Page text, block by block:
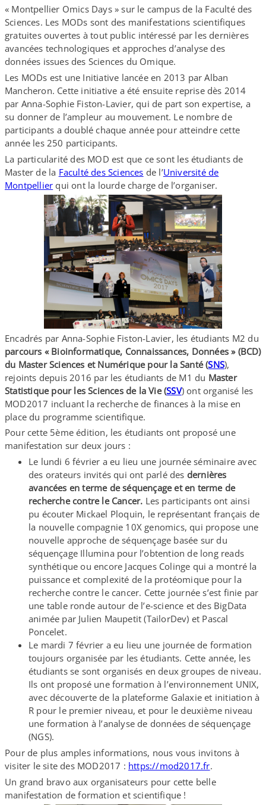
« Montpellier Omics Days » sur le campus de la Faculté des
Sciences. Les MODs sont des manifestations scientifiques
gratuites ouvertes à tout public intéressé par les dernières
avancées technologiques et approches d’analyse des
données issues des Sciences du Omique.
Les MODs est une Initiative lancée en 2013 par Alban
Mancheron. Cette initiative a été ensuite reprise dès 2014
par Anna-​Sophie Fiston-​Lavier, qui de part son expertise, a
su donner de l’ampleur au mouvement. Le nombre de
participants a doublé chaque année pour atteindre cette
année les 250 participants.
La particularité des MOD est que ce sont les étudiants de
Master de la Faculté des Sciences de l’Université de
Montpellier qui ont la lourde charge de l’organiser.
Encadrés par Anna-​Sophie Fiston-​Lavier, les étudiants M2 du
parcours « Bioinformatique, Connaissances, Données » (BCD)
du Master Sciences et Numérique pour la Santé (SNS),
rejoints depuis 2016 par les étudiants de M1 du Master
Statistique pour les Sciences de la Vie (SSV) ont organisé les
MOD2017 incluant la recherche de finances à la mise en
place du programme scientifique.
Pour cette 5ème édition, les étudiants ont proposé une
manifestation sur deux jours :
Le lundi 6 février a eu lieu une journée séminaire avec
des orateurs invités qui ont parlé des dernières
avancées en terme de séquençage et en terme de
recherche contre le Cancer. Les participants ont ainsi
pu écouter Mickael Ploquin, le représentant français de
la nouvelle compagnie 10X genomics, qui propose une
nouvelle approche de séquençage basée sur du
séquençage Illumina pour l’obtention de long reads
synthétique ou encore Jacques Colinge qui a montré la
puissance et complexité de la protéomique pour la
recherche contre le cancer. Cette journée s’est finie par
une table ronde autour de l’e-science et des BigData
animée par Julien Maupetit (TailorDev) et Pascal
Poncelet.
Le mardi 7 février a eu lieu une journée de formation
toujours organisée par les étudiants. Cette année, les
étudiants se sont organisés en deux groupes de niveau.
Ils ont proposé une formation à l’environnement UNIX,
avec découverte de la plateforme Galaxie et initiation à
R pour le premier niveau, et pour le deuxième niveau
une formation à l’analyse de données de séquençage
(NGS).
Pour de plus amples informations, nous vous invitons à
visiter le site des MOD2017 : https://​mod2017​.fr.
Un grand bravo aux organisateurs pour cette belle
manifestation de formation et scientifique !